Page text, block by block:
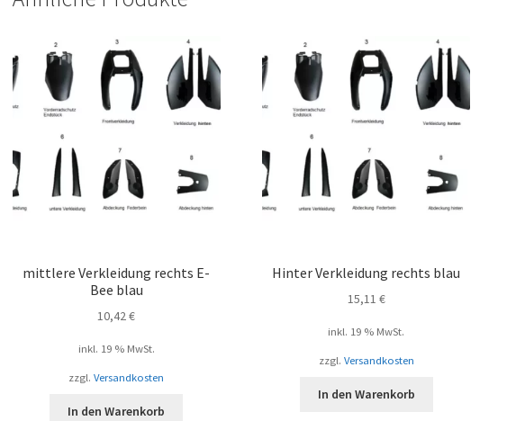
mittlere Verkleidung rechts E-
Bee blau
10,42€
inkl. 19 % MwSt.
zzgl.Versandkosten
In den Warenkorb
Hinter Verkleidung rechts blau
15,11 €
inkl. 19 % MwSt.
zzgl. Versandkosten
In den Warenkorb